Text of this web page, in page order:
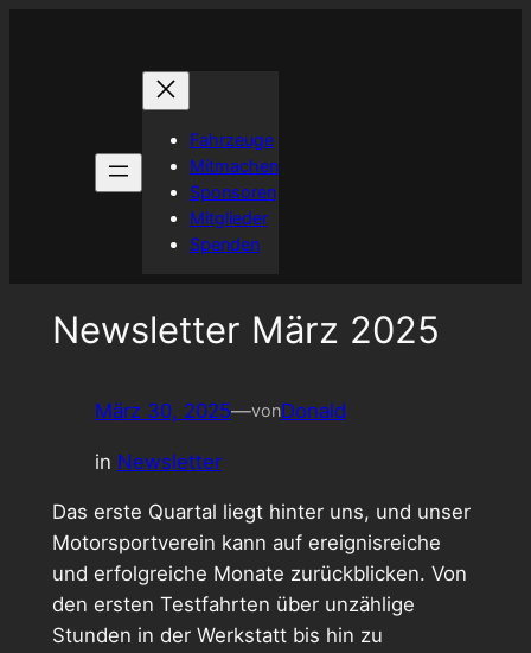
Fahrzeuge
Mitmachen
Sponsoren
Mitglieder
Spenden
Newsletter März 2025
März 30, 2025—vonDonald
in Newsletter
Das erste Quartal liegt hinter uns, und unser
Motorsportverein kann auf ereignisreiche
und erfolgreiche Monate zurückblicken. Von
den ersten Testfahrten über unzählige
Stunden in der Werkstatt bis hin zu